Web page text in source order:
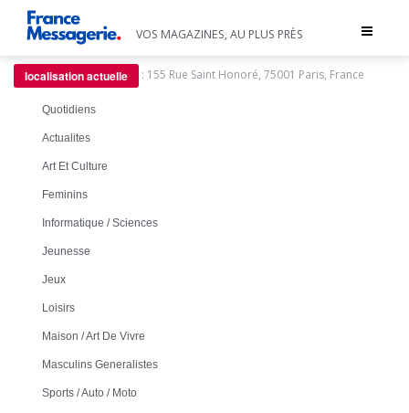
Toggle
VOS MAGAZINES, AU PLUS PRÈS
localisation actuelle : 155 Rue Saint Honoré, 75001 Paris, France
Quotidiens
Actualites
Art Et Culture
Feminins
Informatique / Sciences
Jeunesse
Jeux
Loisirs
Maison / Art De Vivre
Masculins Generalistes
Sports / Auto / Moto